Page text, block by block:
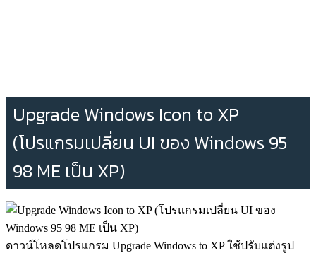
Upgrade Windows Icon to XP
(โปรแกรมเปลี่ยน UI ของ Windows 95
98 ME เป็น XP)
ดาวน์โหลดโปรแกรม Upgrade Windows to XP ใช้ปรับแต่งรูป